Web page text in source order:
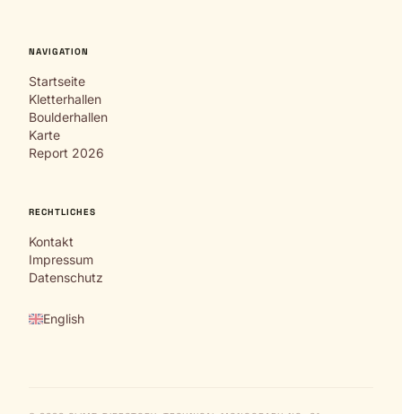
NAVIGATION
Startseite
Kletterhallen
Boulderhallen
Karte
Report 2026
RECHTLICHES
Kontakt
Impressum
Datenschutz
English